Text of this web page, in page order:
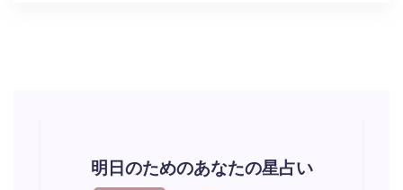
明日のためのあなたの星占い